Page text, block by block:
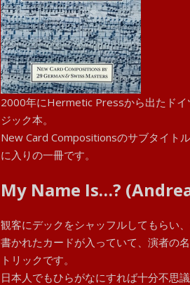
2000年にHermetic Pressから出たドイ
ジック本。
New Card Compositionsのサブタイト
に入りの一冊です。
My Name Is…?
観客にデックをシャッフルしてもらい
書かれたカードが入っていて、演者の
トリックです。
日本人でもひらがなにすれば十分不思